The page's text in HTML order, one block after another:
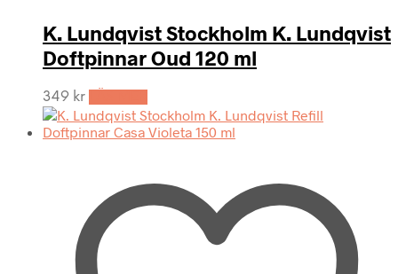
K. Lundqvist Stockholm K. Lundqvist
Doftpinnar Oud 120 ml
349 kr